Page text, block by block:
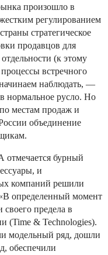
произошло в
регулированием
стратегическое
продавцов для
(к этому
встречного
наблюдать, —
нормальное русло. Но
местам продаж и
объединение
бурный
и
компаний решили
определенный момент
предела в
(Time & Technologies).
модельный ряд, дошли
обеспечили